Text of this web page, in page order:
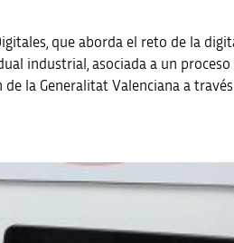
que aborda el reto de la
industrial, asociada a un proceso
de la Generalitat Valenciana a